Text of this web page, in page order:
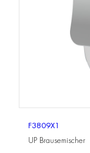
F3809X1
UP Brausemischer